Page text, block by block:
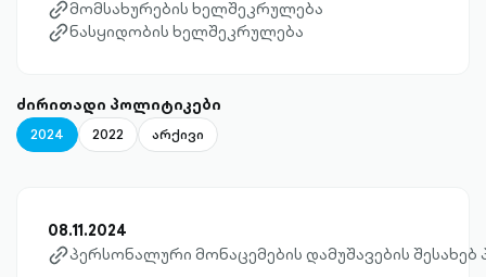
link-diagonal-outlined
მომსახურების ხელშეკრულება
link-diagonal-outlined
ნასყიდობის ხელშეკრულება
ძირითადი პოლიტიკები
2024 2022 არქივი
08.11.2024
link-diagonal-outlined
პერსონალური მონაცემების დამუშავების